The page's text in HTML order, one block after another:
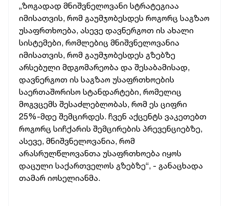
„ზოგადად მნიშვნელოვანი სტრატეგიაა
იმისათვის, რომ გაუმჯობესდეს როგორც საგზაო
უსაფრთხოება, ასევე დავნერგოთ ის ახალი
სისტემები, რომლებიც მნიშვნელოვანია
იმისათვის, რომ გაუმჯობესდეს გზებზე
არსებული მდგომარეობა და შესაბამისად,
დავნერგოთ ის საგზაო უსაფრთხოების
საერთაშორისო სტანდარტები, რომელიც
მოგვცემს შესაძლებლობას, რომ ეს ციფრი
25%-მდე შემცირდეს. ჩვენ აქცენტს ვაკეთებთ
როგორც სიჩქარის შემცირების პრევენციებზე,
ასევე, მნიშვნელოვანია, რომ
არასრულწლოვანთა უსაფრთხოება იყოს
დაცული საქართველოს გზებზე“, - განაცხადა
თამარ იოსელიანმა.